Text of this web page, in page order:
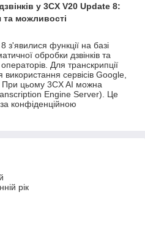
у 3CX V20 Update 8:
можливості
з'явилися функції на базі
обробки дзвінків та
Для транскрипції
сервісів Google,
При цьому 3CX AI можна
Engine Server). Це
конфіденційною
рік